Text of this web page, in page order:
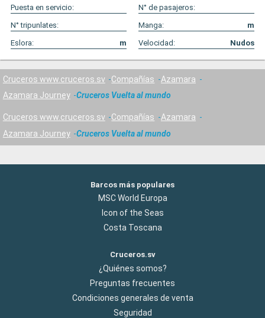
Puesta en servicio:
N° de pasajeros:
N° tripunlates:
Manga:
m
Eslora:
m Velocidad: Nudos
Cruceros www.cruceros.sv Compañías
Azamara
Azamara Journey
Cruceros Vuelta al mundo
Cruceros www.cruceros.sv Compañías
Azamara
Azamara Journey
Cruceros Vuelta al mundo
Barcos más populares
MSC World Europa
Icon of the Seas
Costa Toscana
Cruceros.sv
¿Quiénes somos?
Preguntas frecuentes
Condiciones generales de venta
Seguridad